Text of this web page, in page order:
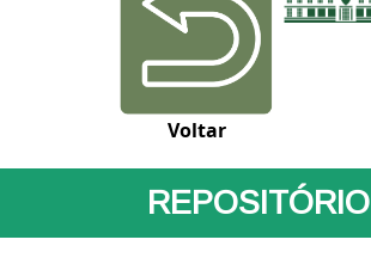
Voltar
REPOSITÓRIO